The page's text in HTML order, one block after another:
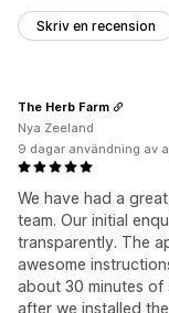
Skriv en recension
We have had a
team. Our initial
transparently. The
awesome
about 30 minutes of
after we installed
The Herb Farm
Nya Zeeland
9 dagar användning av